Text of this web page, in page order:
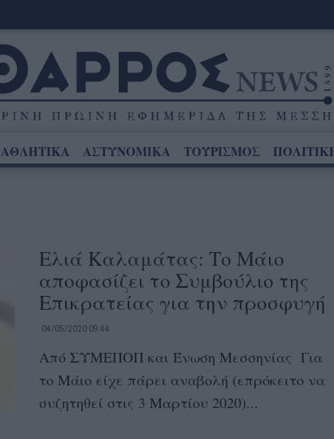
ΑΘΛΗΤΙΚΑ ΑΣΤΥΝΟΜΙΚΑ ΤΟΥΡΙΣΜΟΣ
Ελιά Καλαμάτας: Το Μάιο
αποφασίζει το Συμβούλιο της
Επικρατείας για την προσφυγή
04/05/2020 09:44
Από ΣΥΜΕΠΟΠ και Ένωση Μεσσηνίας Για
το Μάιο είχε πάρει αναβολή (επρόκειτο να
συζητηθεί στις 3 Μαρτίου 2020)...